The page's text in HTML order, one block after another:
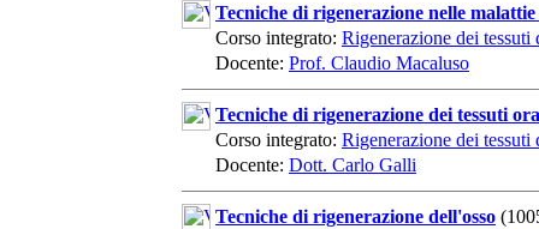
Tecniche di rigenerazione nelle
Corso integrato: Rigenerazione dei tessuti
Docente: Prof. Claudio Macaluso
Tecniche di rigenerazione dei tessuti
Corso integrato: Rigenerazione dei tessuti
Docente: Dott. Carlo Galli
Tecniche di rigenerazione dell'osso